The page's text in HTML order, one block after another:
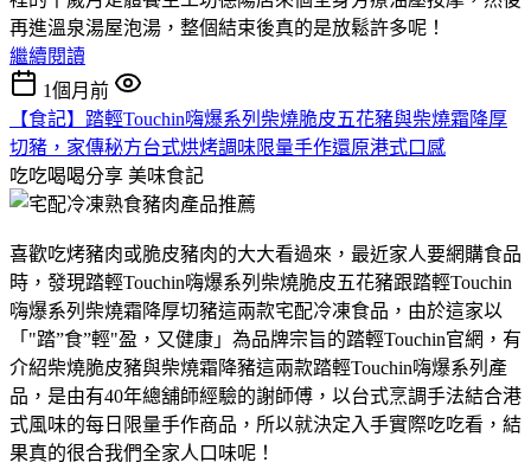
再進溫泉湯屋泡湯，整個結束後真的是放鬆許多呢！
繼續閱讀
1個月前
【食記】踏輕Touchin嗨爆系列柴燒脆皮五花豬與柴燒霜降厚
切豬，家傳秘方台式烘烤調味限量手作還原港式口感
吃吃喝喝分享 美味食記
喜歡吃烤豬肉或脆皮豬肉的大大看過來，最近家人要網購食品
時，發現踏輕Touchin嗨爆系列柴燒脆皮五花豬跟踏輕Touchin
嗨爆系列柴燒霜降厚切豬這兩款宅配冷凍食品，由於這家以
「"踏”食”輕"盈，又健康」為品牌宗旨的踏輕Touchin官網，有
介紹柴燒脆皮豬與柴燒霜降豬這兩款踏輕Touchin嗨爆系列產
品，是由有40年總舖師經驗的謝師傅，以台式烹調手法結合港
式風味的每日限量手作商品，所以就決定入手實際吃吃看，結
果真的很合我們全家人口味呢！